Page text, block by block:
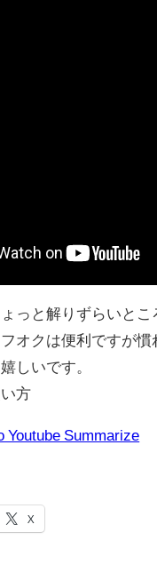
っと解りずらいと
オクは便利ですが
しいです。
方
Youtube Summarize
X